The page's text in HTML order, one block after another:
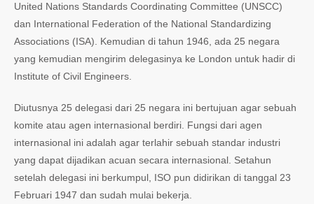
United Nations Standards Coordinating Committee (UNSCC)
dan International Federation of the National Standardizing
Associations (ISA). Kemudian di tahun 1946, ada 25 negara
yang kemudian mengirim delegasinya ke London untuk hadir di
Institute of Civil Engineers.
Diutusnya 25 delegasi dari 25 negara ini bertujuan agar sebuah
komite atau agen internasional berdiri. Fungsi dari agen
internasional ini adalah agar terlahir sebuah standar industri
yang dapat dijadikan acuan secara internasional. Setahun
setelah delegasi ini berkumpul, ISO pun didirikan di tanggal 23
Februari 1947 dan sudah mulai bekerja.